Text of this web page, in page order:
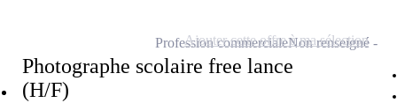
Photographe scolaire free lance
(H/F)
Profession commercialeNon renseigné
Ajouter cette offre à ma sélection